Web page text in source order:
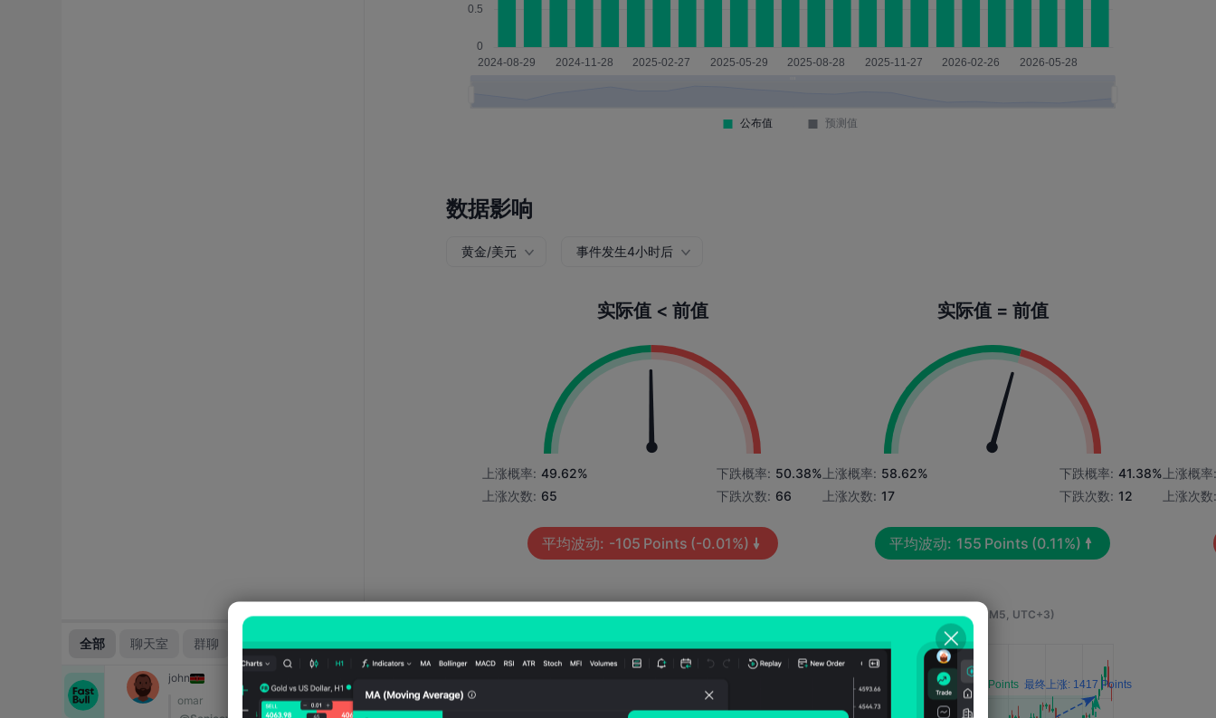
数据影响
黄金/美元 事件发生4小时后
实际值 < 前值
上涨概率: 49.62%
上涨次数: 65
下跌概率: 50.38%
下跌次数: 66
平均波动: -105 Points (-0.01%)
实际值 = 前值
上涨概率: 58.62%
上涨次数: 17
下跌概率: 41.38%
下跌次数: 12
平均波动: 155 Points (0.11%)
上涨概
上涨次
历史价格图表 事件发生4小时后的影响 (M5, UTC+3)